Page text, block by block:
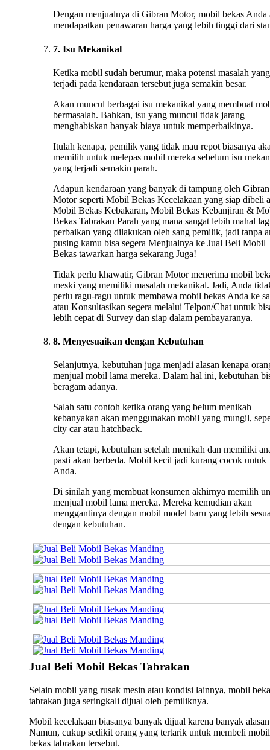
Dengan menjualnya di Gibran Motor, mobil bekas Anda
mendapatkan penawaran harga yang lebih tinggi dari
7. Isu Mekanikal
Ketika mobil sudah berumur, maka potensi masalah yang
terjadi pada kendaraan tersebut juga semakin besar.
Akan muncul berbagai isu mekanikal yang membuat
bermasalah. Bahkan, isu yang muncul tidak jarang
menghabiskan banyak biaya untuk memperbaikinya.
Itulah kenapa, pemilik yang tidak mau repot biasanya
memilih untuk melepas mobil mereka sebelum isu
yang terjadi semakin parah.
Adapun kendaraan yang banyak di tampung oleh Gibran
Motor seperti Mobil Bekas Kecelakaan yang siap dibeli
Mobil Bekas Kebakaran, Mobil Bekas Kebanjiran &
Bekas Tabrakan Parah yang mana sangat lebih mahal
perbaikan yang dilakukan oleh sang pemilik, jadi tanpa
pusing kamu bisa segera Menjualnya ke Jual Beli Mobil
Bekas tawarkan harga sekarang Juga!
Tidak perlu khawatir, Gibran Motor menerima mobil
meski yang memiliki masalah mekanikal. Jadi, Anda
perlu ragu-ragu untuk membawa mobil bekas Anda ke
atau Konsultasikan segera melalui Telpon/Chat untuk
lebih cepat di Survey dan siap dalam pembayaranya.
8. Menyesuaikan dengan Kebutuhan
Selanjutnya, kebutuhan juga menjadi alasan kenapa
menjual mobil lama mereka. Dalam hal ini, kebutuhan
beragam adanya.
Salah satu contoh ketika orang yang belum menikah
kebanyakan akan menggunakan mobil yang mungil,
city car atau hatchback.
Akan tetapi, kebutuhan setelah menikah dan memiliki
pasti akan berbeda. Mobil kecil jadi kurang cocok untuk
Anda.
Di sinilah yang membuat konsumen akhirnya memilih
menjual mobil lama mereka. Mereka kemudian akan
menggantinya dengan mobil model baru yang lebih
dengan kebutuhan.
Jual Beli Mobil Bekas Tabrakan
Selain mobil yang rusak mesin atau kondisi lainnya, mobil
tabrakan juga seringkali dijual oleh pemiliknya.
Mobil kecelakaan biasanya banyak dijual karena banyak
Namun, cukup sedikit orang yang tertarik untuk membeli mobil
bekas tabrakan tersebut.